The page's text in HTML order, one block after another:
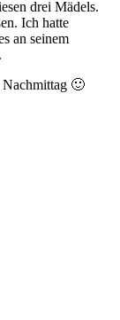
drei Mädels.
Ich hatte
an seinem
🙂